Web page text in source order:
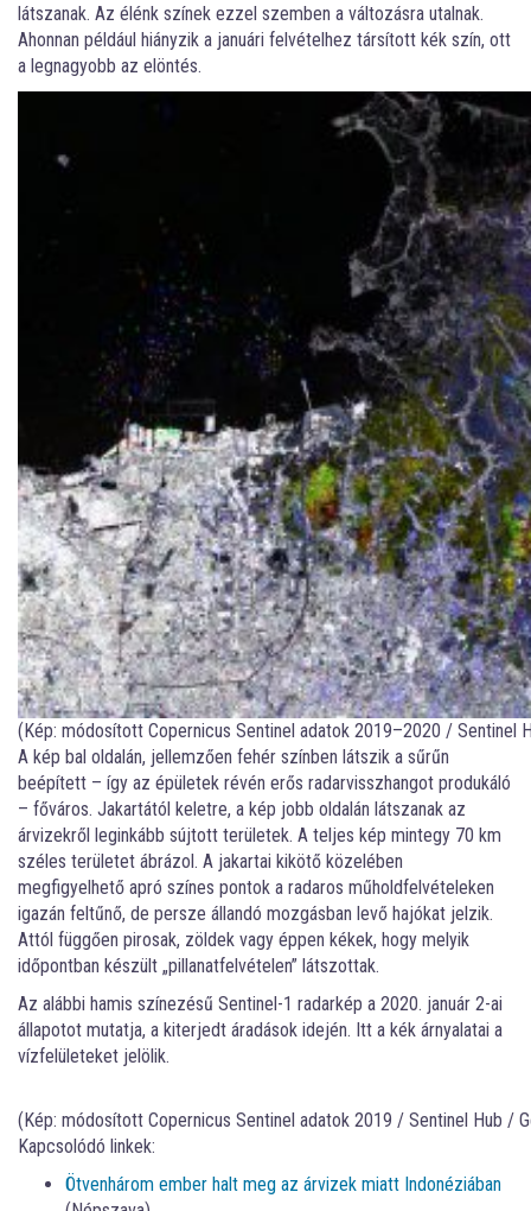
látszanak. Az élénk színek ezzel szemben a változásra utalnak.
Ahonnan például hiányzik a januári felvételhez társított kék szín, ott
a legnagyobb az elöntés.
(Kép: módosított Copernicus Sentinel adatok 2019–2020 / Sentinel
A kép bal oldalán, jellemzően fehér színben látszik a sűrűn
beépített – így az épületek révén erős radarvisszhangot produkáló
– főváros. Jakartától keletre, a kép jobb oldalán látszanak az
árvizekről leginkább sújtott területek. A teljes kép mintegy 70 km
széles területet ábrázol. A jakartai kikötő közelében
megfigyelhető apró színes pontok a radaros műholdfelvételeken
igazán feltűnő, de persze állandó mozgásban levő hajókat jelzik.
Attól függően pirosak, zöldek vagy éppen kékek, hogy melyik
időpontban készült „pillanatfelvételen” látszottak.
Az alábbi hamis színezésű Sentinel-1 radarkép a 2020. január 2-ai
állapotot mutatja, a kiterjedt áradások idején. Itt a kék árnyalatai a
vízfelületeket jelölik.
(Kép: módosított Copernicus Sentinel adatok 2019 / Sentinel Hub /
Kapcsolódó linkek:
Ötvenhárom ember halt meg az árvizek miatt Indonéziában